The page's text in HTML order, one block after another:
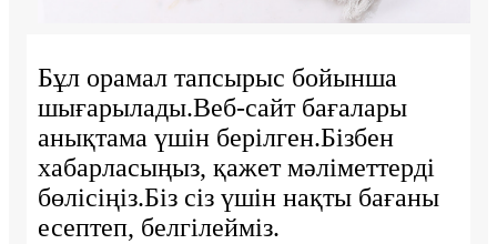
Бұл орамал тапсырыс бойынша
шығарылады.Веб-сайт бағалары
анықтама үшін берілген.Бізбен
хабарласыңыз, қажет мәліметтерді
бөлісіңіз.Біз сіз үшін нақты бағаны
есептеп, белгілейміз.